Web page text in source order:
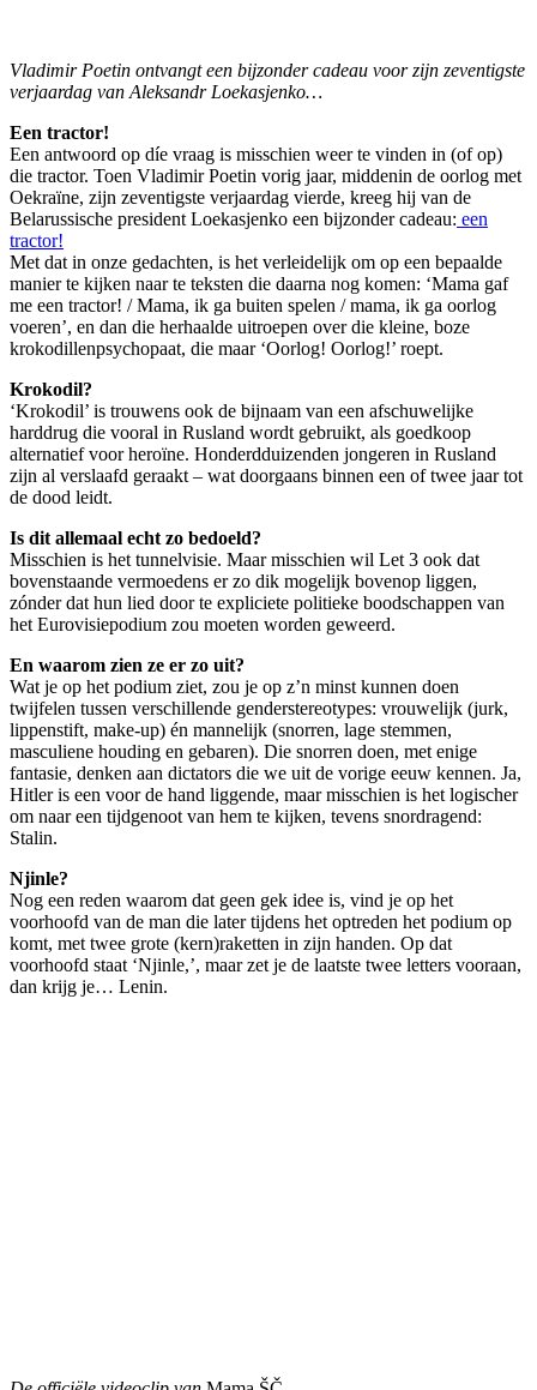
Vladimir Poetin ontvangt een bijzonder cadeau voor zijn zeventigste
verjaardag van Aleksandr Loekasjenko…
Een tractor!
Een antwoord op díe vraag is misschien weer te vinden in (of op)
die tractor. Toen Vladimir Poetin vorig jaar, middenin de oorlog met
Oekraïne, zijn zeventigste verjaardag vierde, kreeg hij van de
Belarussische president Loekasjenko een bijzonder cadeau: een
tractor!
Met dat in onze gedachten, is het verleidelijk om op een bepaalde
manier te kijken naar te teksten die daarna nog komen: ‘Mama gaf
me een tractor! / Mama, ik ga buiten spelen / mama, ik ga oorlog
voeren’, en dan die herhaalde uitroepen over die kleine, boze
krokodillenpsychopaat, die maar ‘Oorlog! Oorlog!’ roept.
Krokodil?
‘Krokodil’ is trouwens ook de bijnaam van een afschuwelijke
harddrug die vooral in Rusland wordt gebruikt, als goedkoop
alternatief voor heroïne. Honderdduizenden jongeren in Rusland
zijn al verslaafd geraakt – wat doorgaans binnen een of twee jaar tot
de dood leidt.
Is dit allemaal echt zo bedoeld?
Misschien is het tunnelvisie. Maar misschien wil Let 3 ook dat
bovenstaande vermoedens er zo dik mogelijk bovenop liggen,
zónder dat hun lied door te expliciete politieke boodschappen van
het Eurovisiepodium zou moeten worden geweerd.
En waarom zien ze er zo uit?
Wat je op het podium ziet, zou je op z’n minst kunnen doen
twijfelen tussen verschillende genderstereotypes: vrouwelijk (jurk,
lippenstift, make-up) én mannelijk (snorren, lage stemmen,
masculiene houding en gebaren). Die snorren doen, met enige
fantasie, denken aan dictators die we uit de vorige eeuw kennen. Ja,
Hitler is een voor de hand liggende, maar misschien is het logischer
om naar een tijdgenoot van hem te kijken, tevens snordragend:
Stalin.
Njinle?
Nog een reden waarom dat geen gek idee is, vind je op het
voorhoofd van de man die later tijdens het optreden het podium op
komt, met twee grote (kern)raketten in zijn handen. Op dat
voorhoofd staat ‘Njinle,’, maar zet je de laatste twee letters vooraan,
dan krijg je… Lenin.